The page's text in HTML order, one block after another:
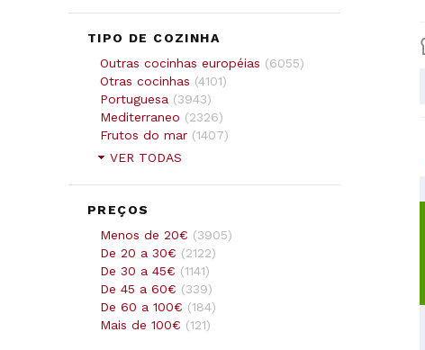
TIPO DE COZINHA
Outras cocinhas européias (6055)
Otras cocinhas (4101)
Portuguesa (3943)
Mediterraneo (2326)
Frutos do mar (1407)
VER TODAS
PREÇOS
Menos de 20€ (3905)
De 20 a 30€ (2122)
De 30 a 45€ (1141)
De 45 a 60€ (339)
De 60 a 100€ (184)
Mais de 100€ (121)